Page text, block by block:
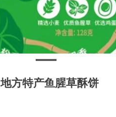
地方特产鱼腥草酥饼